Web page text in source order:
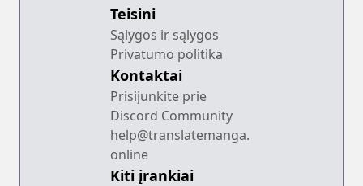
Teisini
Sąlygos ir sąlygos
Privatumo politika
Kontaktai
Prisijunkite prie
Discord Community
help@translatemanga.
online
Kiti įrankiai